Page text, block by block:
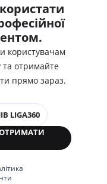
користувачам
та отримайте
прямо зараз.
LIGA360
ОТРИМАТИ